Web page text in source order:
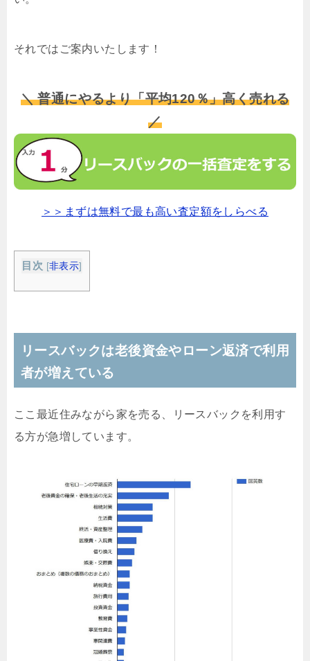
それではご案内いたします！
＼ 普通にやるより「平均120％」高く売れる
／
＞＞まずは無料で最も高い査定額をしらべる
目次 [非表示]
リースバックは老後資金やローン返済で利用
者が増えている
ここ最近住みながら家を売る、リースバックを利用す
る方が急増しています。